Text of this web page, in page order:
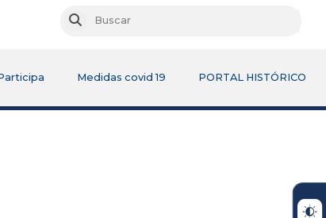
Buscar
Medidas covid 19 PORTAL HISTÓRICO